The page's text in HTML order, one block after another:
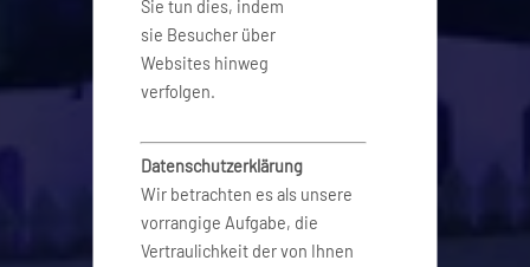
Sie tun dies, indem
sie Besucher über
Websites hinweg
verfolgen.
Datenschutzerklärung
Wir betrachten es als unsere
vorrangige Aufgabe, die
Vertraulichkeit der von Ihnen